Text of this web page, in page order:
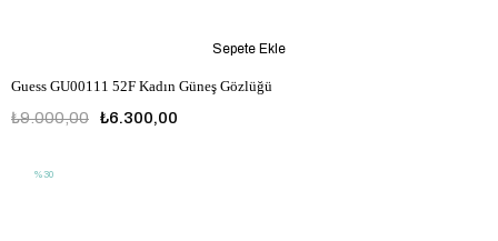
Guess GU00111 52F Kadın Güneş Gözlüğü
₺6.300,00
₺9.000,00
Sepete Ekle
%30